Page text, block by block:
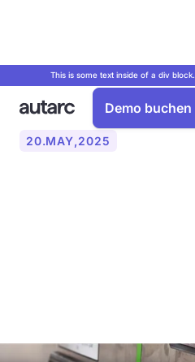
This is some text inside of a div block.
Demo buchen
20.MAY,2025